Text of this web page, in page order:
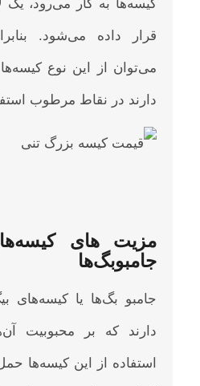
قرار داده می‌شود.
می‌توان از این نوع
دارند در نقاط مرطوب
مزیت های
جامبوبگ‌ها
جامبو بگ‌ها یا کیسه‌های
دارند که بر محبوبیت
استفاده از این کیسه‌ها